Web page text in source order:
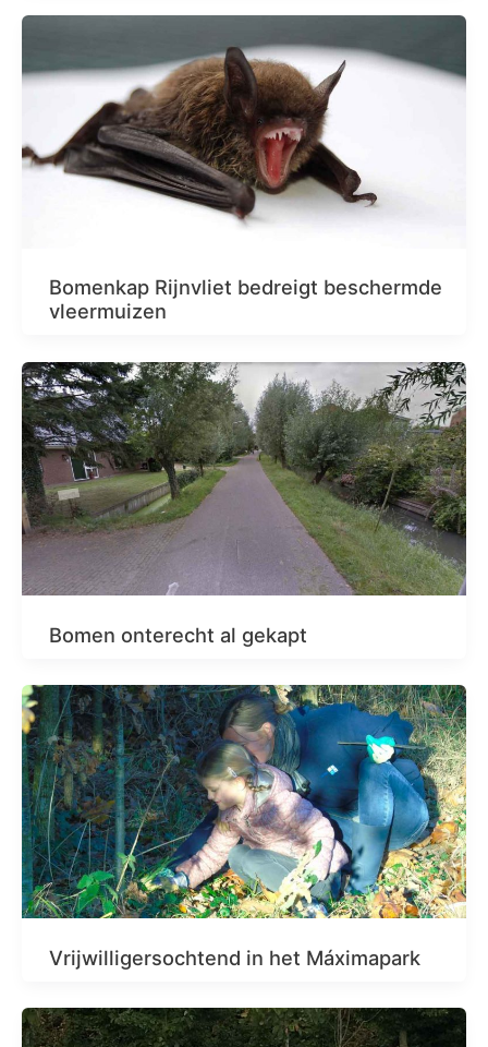
Bomenkap Rijnvliet bedreigt beschermde
vleermuizen
Bomen onterecht al gekapt
Vrijwilligersochtend in het Máximapark